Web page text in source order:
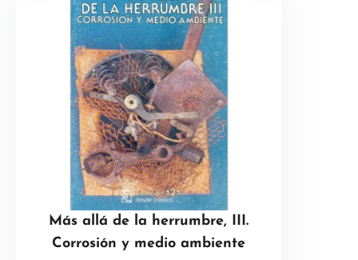
Más allá de la herrumbre, III.
Corrosión y medio ambiente